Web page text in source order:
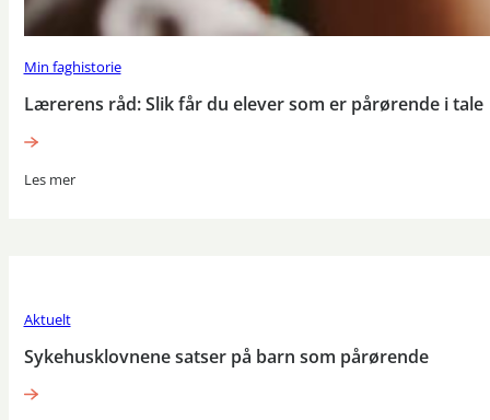
Min faghistorie
Lærerens råd: Slik får du elever som er pårørende i tale
Les mer
Aktuelt
Sykehusklovnene satser på barn som pårørende